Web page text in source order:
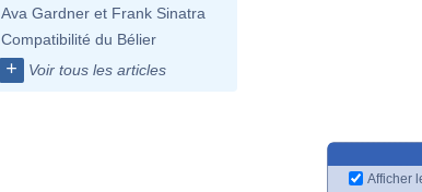
Ava Gardner et Frank Sinatra
Compatibilité du Bélier
+ Voir tous les articles
Afficher